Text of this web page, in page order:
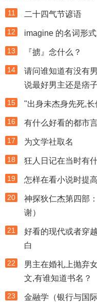
11 二十四气节谚语
12 imagine 的名词形式
13 『掳』念什么？
14
请问谁知道有没有
说最好男主还是痞子
15 "出身未杰身先死,
16 有什么好看的都市
17 为文学社取名
18 狂人日记在当时有
19 怎样在看小说时提
20
神探狄仁杰第四部
谢）
21
好看的现代或者穿
白
22
男主在婚礼上抛弃
文,有谁知道书名？
23
金融学（银行与国